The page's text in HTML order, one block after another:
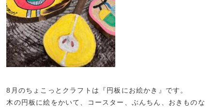
8月のちょこっとクラフトは『円板にお絵かき』です。
木の円板に絵をかいて、コースター、ぶんちん、おきものな